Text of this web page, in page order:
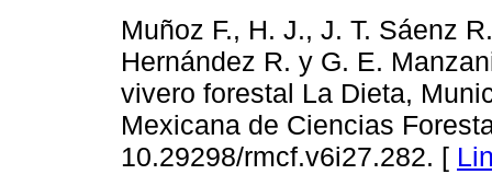
Muñoz F., H. J., J. T. Sáenz
Hernández R. y G. E.
vivero forestal La Dieta,
Mexicana de Ciencias
10.29298/rmcf.v6i27.282. [